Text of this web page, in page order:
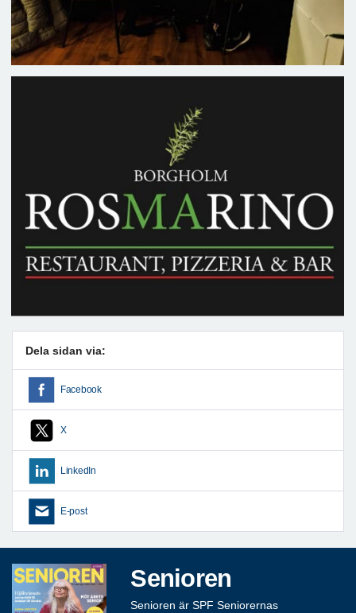
Dela sidan via:
Facebook
X
LinkedIn
E-post
Senioren
Senioren är SPF Seniorernas